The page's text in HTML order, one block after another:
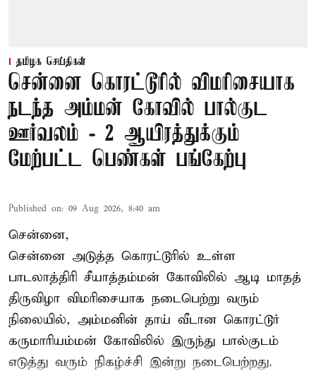
தமிழக செய்திகள்
சென்னை கொரட்டூரில் விமரிசையாக
நடந்த அம்மன் கோவில் பால்குட
ஊர்வலம் - 2 ஆயிரத்துக்கும்
மேற்பட்ட பெண்கள் பங்கேற்பு
Published on: 09 Aug 2026, 8:40 am
சென்னை,
சென்னை அடுத்த கொரட்டூரில் உள்ள
பாடலாத்திரி சீயாத்தம்மன் கோவிலில் ஆடி மாதத்
திருவிழா விமரிசையாக நடைபெற்று வரும்
நிலையில், அம்மனின் தாய் வீடான கொரட்டூர்
கருமாரியம்மன் கோவிலில் இருந்து பால்குடம்
எடுத்து வரும் நிகழ்ச்சி இன்று நடைபெற்றது.